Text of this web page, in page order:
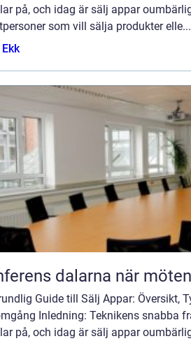
på, och idag är sälj appar
som vill sälja produkter elle...
Konferens
Guide till Sälj Appar: Översikt,
Inledning: Teknikens snabba
på, och idag är sälj appar